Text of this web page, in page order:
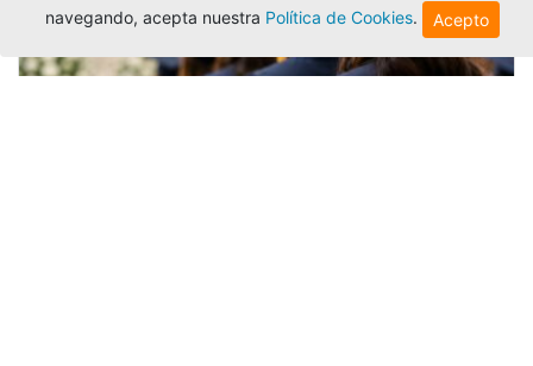
navegando, acepta nuestra Política de Cookies. Acepto